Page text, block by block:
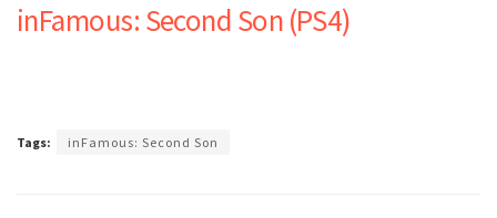
inFamous: Second Son (PS4)
Tags: inFamous: Second Son